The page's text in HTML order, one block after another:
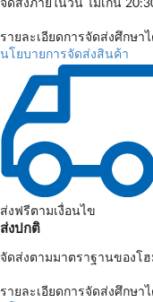
จัดส่งภายในวัน ไม่เกิน
รายละเอียดการจัดส่งศึกษา
นโยบายการจัดส่งสินค้า
ส่งฟรีตามเงื่อนไข
ส่งปกติ
จัดส่งตามมาตราฐานของโ
รายละเอียดการจัดส่งศึกษา